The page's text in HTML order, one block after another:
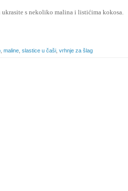
s nekoliko malina i listićima kokosa.
maline slastice u čaši vrhnje za šlag